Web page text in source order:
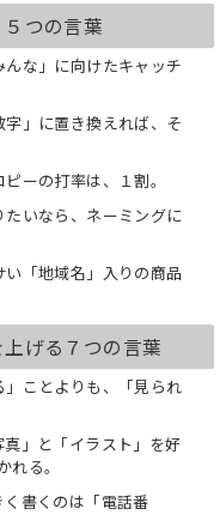
は代表取締役。大企業、中
ず、販促戦略立案、新規事
バイスを行なう経営コンサ
携わる。
トショップ関連で多くの
ンサルタントとして独
ス雑誌や日経MJ等の新聞で
たわら、
強会を開催している。
チ商売繁盛研究会」を主
営者や従業員、起業家に
ている。
運んでわかったお客さん
る法則 』（日本経済新聞
つの言葉
な」に向けたキャッチ
」に置き換えれば、そ
ーの打率は、１割。
いなら、ネーミングに
「地域名」入りの商品
げる７つの言葉
ことよりも、「見られ
」と「イラスト」を好
る。
書くのは「電話番